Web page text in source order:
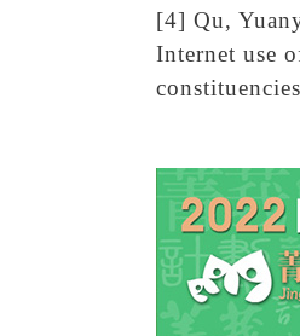
[4] Qu,
Internet use